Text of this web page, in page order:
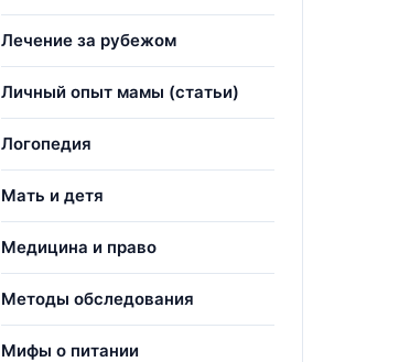
Лечение за рубежом
Личный опыт мамы (статьи)
Логопедия
Мать и детя
Медицина и право
Методы обследования
Мифы о питании